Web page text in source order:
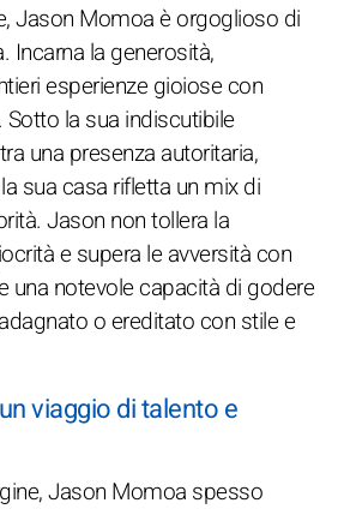
Jason Momoa è orgoglioso di
Incarna la generosità,
esperienze gioiose con
Sotto la sua indiscutibile
una presenza autoritaria,
sua casa rifletta un mix di
Jason non tollera la
e supera le avversità con
una notevole capacità di godere
o ereditato con stile e
viaggio di talento e
Jason Momoa spesso